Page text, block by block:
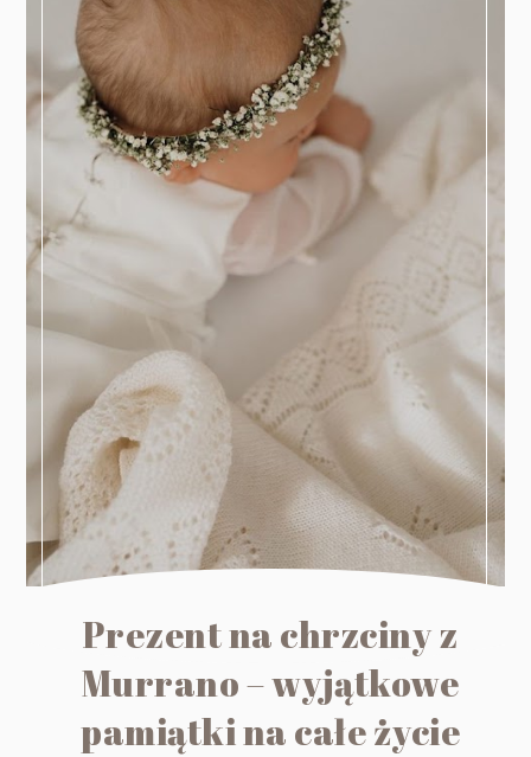
Prezent na chrzciny z
Murrano – wyjątkowe
pamiątki na całe życie